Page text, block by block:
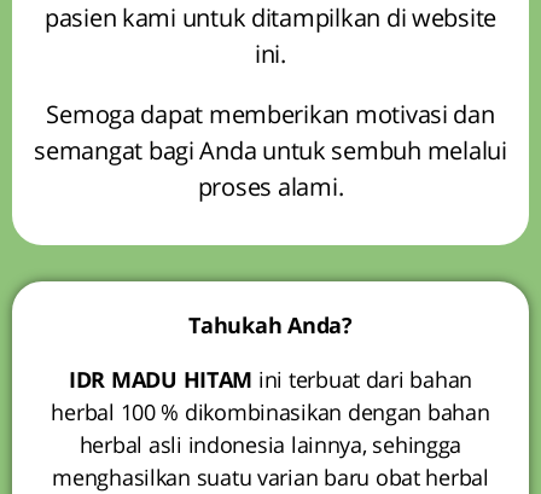
pasien kami untuk ditampilkan di website
ini.
Semoga dapat memberikan motivasi dan
semangat bagi Anda untuk sembuh melalui
proses alami.
Tahukah Anda?
IDR MADU HITAM ini terbuat dari bahan
herbal 100 % dikombinasikan dengan bahan
herbal asli indonesia lainnya, sehingga
menghasilkan suatu varian baru obat herbal